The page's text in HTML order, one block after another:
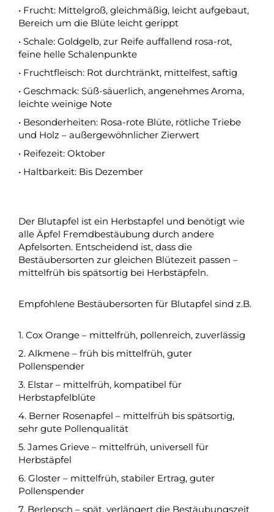
• Frucht: Mittelgroß, gleichmäßig, leicht aufgebaut,
Bereich um die Blüte leicht gerippt
• Schale: Goldgelb, zur Reife auffallend rosa-rot,
feine helle Schalenpunkte
• Fruchtfleisch: Rot durchtränkt, mittelfest, saftig
• Geschmack: Süß-säuerlich, angenehmes Aroma,
leichte weinige Note
• Besonderheiten: Rosa-rote Blüte, rötliche Triebe
und Holz – außergewöhnlicher Zierwert
• Reifezeit: Oktober
• Haltbarkeit: Bis Dezember
Der Blutapfel ist ein Herbstapfel und benötigt wie
alle Äpfel Fremdbestäubung durch andere
Apfelsorten. Entscheidend ist, dass die
Bestäubersorten zur gleichen Blütezeit passen –
mittelfrüh bis spätsortig bei Herbstäpfeln.
Empfohlene Bestäubersorten für Blutapfel sind z.B.
1. Cox Orange – mittelfrüh, pollenreich, zuverlässig
2. Alkmene – früh bis mittelfrüh, guter
Pollenspender
3. Elstar – mittelfrüh, kompatibel für
Herbstapfelblüte
4. Berner Rosenapfel – mittelfrüh bis spätsortig,
sehr gute Pollenqualität
5. James Grieve – mittelfrüh, universell für
Herbstäpfel
6. Gloster – mittelfrüh, stabiler Ertrag, guter
Pollenspender
7. Berlepsch – spät, verlängert die Bestäubungszeit